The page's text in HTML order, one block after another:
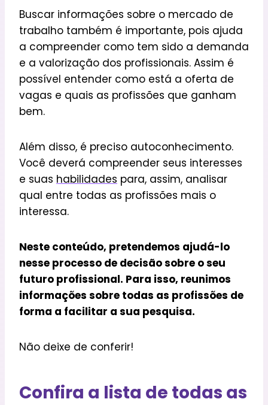
Buscar informações sobre o mercado de
trabalho também é importante, pois ajuda
a compreender como tem sido a demanda
e a valorização dos profissionais. Assim é
possível entender como está a oferta de
vagas e quais as profissões que ganham
bem.
Além disso, é preciso autoconhecimento.
Você deverá compreender seus interesses
e suas habilidades para, assim, analisar
qual entre todas as profissões mais o
interessa.
Neste conteúdo, pretendemos ajudá-lo
nesse processo de decisão sobre o seu
futuro profissional. Para isso, reunimos
informações sobre todas as profissões de
forma a facilitar a sua pesquisa.
Não deixe de conferir!
Confira a lista de todas as